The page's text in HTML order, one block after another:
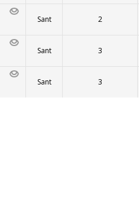
Sant 2
Sant 3
Sant 3